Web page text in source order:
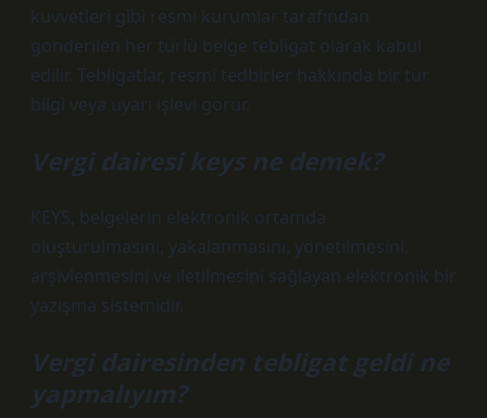
kuvvetleri gibi resmi kurumlar tarafından
gönderilen her türlü belge tebligat olarak kabul
edilir. Tebligatlar, resmi tedbirler hakkında bir tür
bilgi veya uyarı işlevi görür.
Vergi dairesi keys ne demek?
KEYS, belgelerin elektronik ortamda
oluşturulmasını, yakalanmasını, yönetilmesini,
arşivlenmesini ve iletilmesini sağlayan elektronik bir
yazışma sistemidir.
Vergi dairesinden tebligat geldi ne
yapmalıyım?